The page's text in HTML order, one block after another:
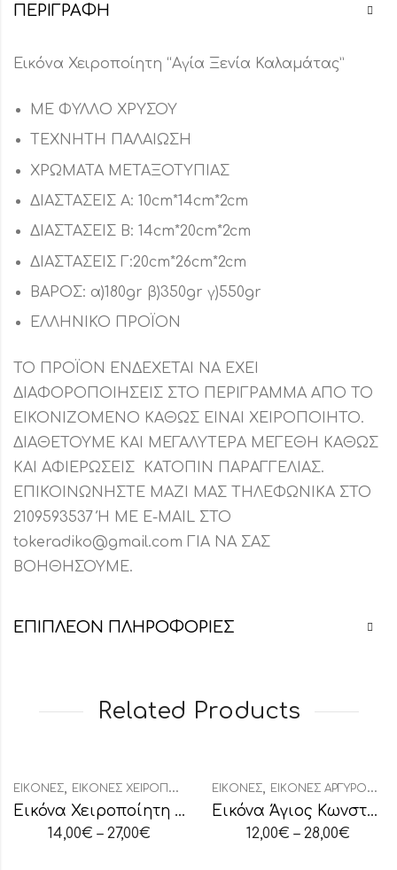
ΠΕΡΙΓΡΑΦΉ
Εικόνα Χειροποίητη “Αγία Ξενία Καλαμάτας”
ΜΕ ΦΥΛΛΟ ΧΡΥΣΟΥ
ΤΕΧΝΗΤΗ ΠΑΛΑΙΩΣΗ
ΧΡΩΜΑΤΑ ΜΕΤΑΞΟΤΥΠΙΑΣ
ΔΙΑΣΤΑΣΕΙΣ Α: 10cm*14cm*2cm
ΔΙΑΣΤΑΣΕΙΣ Β: 14cm*20cm*2cm
ΔΙΑΣΤΑΣΕΙΣ Γ:20cm*26cm*2cm
ΒΑΡΟΣ: α)180gr β)350gr γ)550gr
ΕΛΛΗΝΙΚΟ ΠΡΟΪΟΝ
ΤΟ ΠΡΟΪΟΝ ΕΝΔΕΧΕΤΑΙ ΝΑ ΕΧΕΙ
ΔΙΑΦΟΡΟΠΟΙΗΣΕΙΣ ΣΤΟ ΠΕΡΙΓΡΑΜΜΑ ΑΠΟ ΤΟ
ΕΙΚΟΝΙΖΟΜΕΝΟ ΚΑΘΩΣ ΕΙΝΑΙ ΧΕΙΡΟΠΟΙΗΤΟ.
ΔΙΑΘΕΤΟΥΜΕ ΚΑΙ ΜΕΓΑΛΥΤΕΡΑ ΜΕΓΕΘΗ ΚΑΘΩΣ
ΚΑΙ ΑΦΙΕΡΩΣΕΙΣ ΚΑΤΟΠΙΝ ΠΑΡΑΓΓΕΛΙΑΣ.
ΕΠΙΚΟΙΝΩΝΗΣΤΕ ΜΑΖΙ ΜΑΣ ΤΗΛΕΦΩΝΙΚΑ ΣΤΟ
2109593537 Ή ΜΕ E-MAIL ΣΤΟ
tokeradiko@gmail.com ΓΙΑ ΝΑ ΣΑΣ
ΒΟΗΘΗΣΟΥΜΕ.
ΕΠΙΠΛΈΟΝ ΠΛΗΡΟΦΟΡΊΕΣ
Related Products
ΕΙΚΌΝΕΣ, ΕΙΚΌΝΕΣ ΧΕΙΡΟΠΟΊΗΤΕΣ
Εικόνα Χειροποίητη “Ταξιάρχες”
14,00€ – 27,00€
ΕΙΚΌΝΕΣ, ΕΙΚΌΝΕΣ ΑΡΓΥΡΟΧΡΥΣΟΤΥΠΊΑ
Εικόνα Άγιος Κωνσταντίνος-Αγία Ελένη
12,00€ – 28,00€